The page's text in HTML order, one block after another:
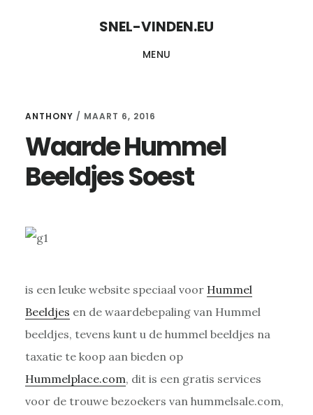
SNEL-VINDEN.EU
MENU
ANTHONY / MAART 6, 2016
Waarde Hummel
Beeldjes Soest
is een leuke website speciaal voor Hummel
Beeldjes en de waardebepaling van Hummel
beeldjes, tevens kunt u de hummel beeldjes na
taxatie te koop aan bieden op
Hummelplace.com, dit is een gratis services
voor de trouwe bezoekers van hummelsale.com,